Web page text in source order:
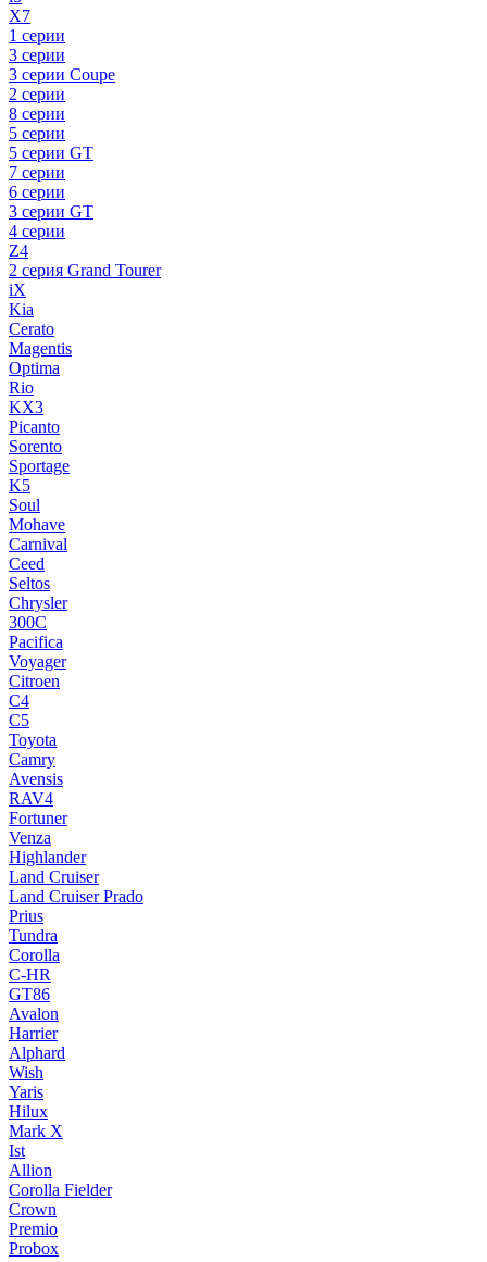
X7
1 серии
3 серии
3 серии Coupe
2 серии
8 серии
5 серии
5 серии GT
7 серии
6 серии
3 серии GT
4 серии
Z4
2 серия Grand Tourer
iX
Kia
Cerato
Magentis
Optima
Rio
KX3
Picanto
Sorento
Sportage
K5
Soul
Mohave
Carnival
Ceed
Seltos
Chrysler
300C
Pacifica
Voyager
Citroen
C4
C5
Toyota
Camry
Avensis
RAV4
Fortuner
Venza
Highlander
Land Cruiser
Land Cruiser Prado
Prius
Tundra
Corolla
C-HR
GT86
Avalon
Harrier
Alphard
Wish
Yaris
Hilux
Mark X
Ist
Allion
Corolla Fielder
Crown
Premio
Probox